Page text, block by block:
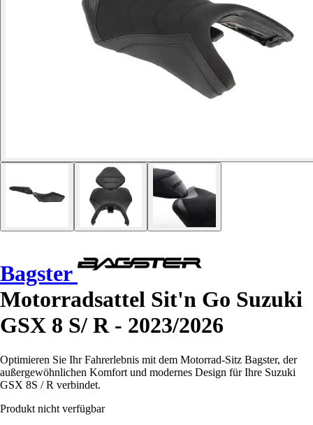
Bagster
Motorradsattel Sit'n Go Suzuki
GSX 8 S/ R - 2023/2026
Optimieren Sie Ihr Fahrerlebnis mit dem Motorrad-Sitz Bagster, der
außergewöhnlichen Komfort und modernes Design für Ihre Suzuki
GSX 8S / R verbindet.
Produkt nicht verfügbar